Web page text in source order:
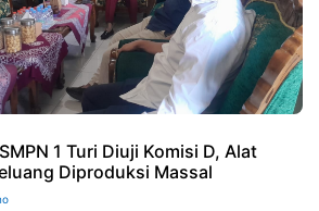
1 Turi Diuji Komisi D, Alat
Diproduksi Massal